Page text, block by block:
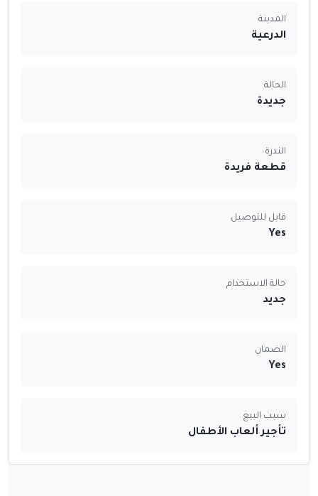
المدينة
الدرعية
الحالة
جديدة
الندرة
قطعة فريدة
قابل للتوصيل
Yes
حالة الاستخدام
جديد
الضمان
Yes
سبب البيع
تأجير ألعاب الأطفال